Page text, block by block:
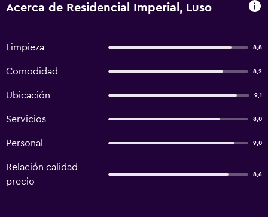
Acerca de Residencial Imperial, Luso
Limpieza 8,8
Comodidad 8,2
Ubicación 9,1
Servicios 8,0
Personal 9,0
Relación calidad-
precio
8,6